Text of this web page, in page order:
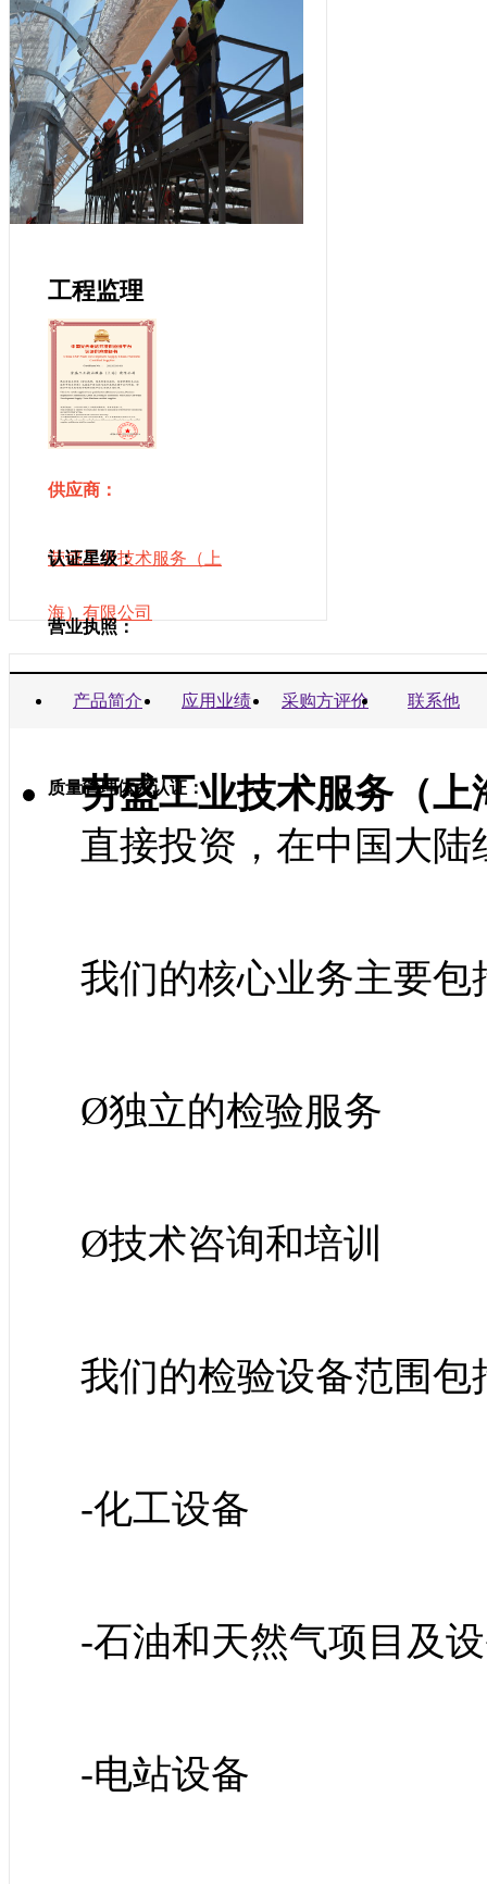
工程监理
供应商：
劳盛工业技术服务（上
海）有限公司
认证星级：
营业执照：
商业信誉承诺书：
质量管理体系认证：
产品简介 应用业绩 采购方评价 联系他
劳盛工业技术服务（上
直接投资，在中国大
我们的核心业务主要包
Ø独立的检验服务
Ø技术咨询和培训
我们的检验设备范围包
-化工设备
-石油和天然气项目及
-电站设备